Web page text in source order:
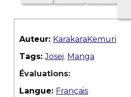
Auteur: KarakaraKemuri
Tags:Josei, Manga
Évaluations:
Langue: Français